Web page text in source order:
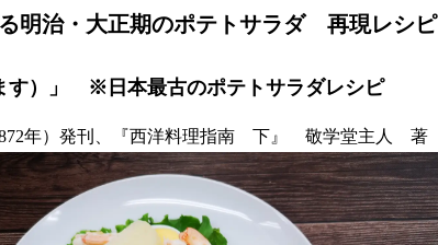
明治・大正期のポテトサラダ 再現レシピ
す）」 ※日本最古のポテトサラダレシピ
年）発刊、『西洋料理指南 下』 敬学堂主人 著